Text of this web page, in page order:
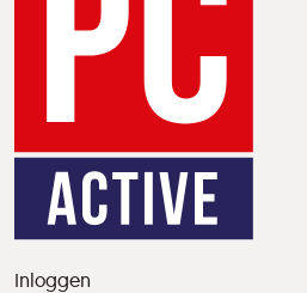
Inloggen